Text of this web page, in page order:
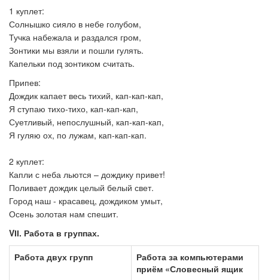
1 куплет:
Солнышко сияло в небе голубом,
Тучка набежала и раздался гром,
Зонтики мы взяли и пошли гулять.
Капельки под зонтиком считать.
Припев:
Дождик капает весь тихий, кап-кап-кап,
Я ступаю тихо-тихо, кап-кап-кап,
Суетливый, непослушный, кап-кап-кап,
Я гуляю ох, по лужам, кап-кап-кап.
2 куплет:
Капли с неба льются – дождику привет!
Поливает дождик целый белый свет.
Город наш - красавец, дождиком умыт,
Осень золотая нам спешит.
VІІ. Работа в группах.
Работа двух групп
Работа за компьютерами
приём «Словесный ящик